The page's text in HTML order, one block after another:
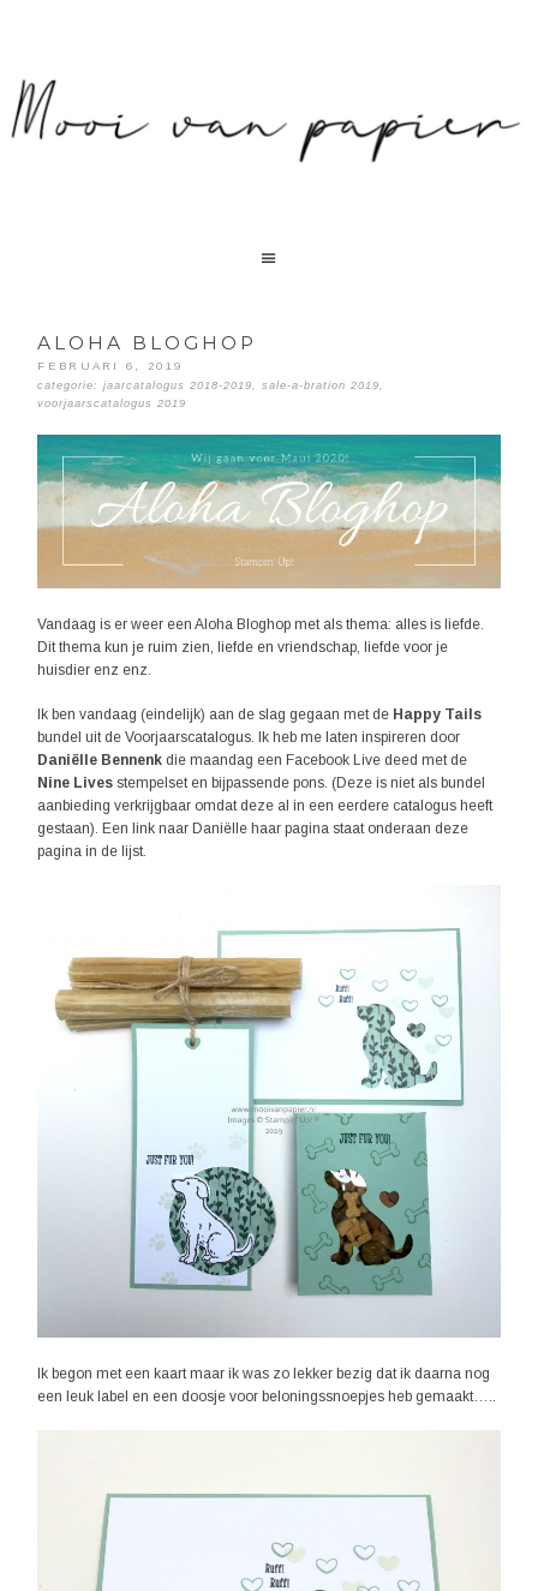
ALOHA BLOGHOP
FEBRUARI 6, 2019
categorie:jaarcatalogus 2018-2019,sale-a-bration 2019,
voorjaarscatalogus 2019
Vandaag is er weer een Aloha Bloghop met als thema: alles is liefde.
Dit thema kun je ruim zien, liefde en vriendschap, liefde voor je
huisdier enz enz.
Ik ben vandaag (eindelijk) aan de slag gegaan met de Happy Tails
bundel uit de Voorjaarscatalogus. Ik heb me laten inspireren door
Daniëlle Bennenk die maandag een Facebook Live deed met de
Nine Lives stempelset en bijpassende pons. (Deze is niet als bundel
aanbieding verkrijgbaar omdat deze al in een eerdere catalogus heeft
gestaan). Een link naar Daniëlle haar pagina staat onderaan deze
pagina in de lijst.
Ik begon met een kaart maar ik was zo lekker bezig dat ik daarna nog
een leuk label en een doosje voor beloningssnoepjes heb gemaakt…..